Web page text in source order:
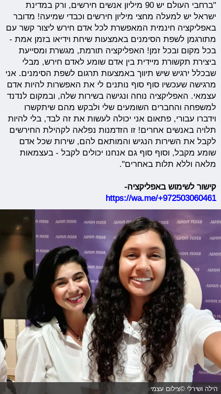
"ברחבי העולם יש 90 מיליון אנשים חירשים, ורק במדינת
ישראל יש למעלה מחצי מיליון חירשים וכבדי שמיעה! מדובר
באפליקציה חינמית המאפשרת לכל אדם חירש ליצור קשר עם
מתורגמן לשפת הסימנים באמצעות שיחת וידיאו בזמן אמת -
בכל מקום ובכל זמן! האפליקציה תורמת, מגשרת ומסייעת
ביצירת תקשורת מיידית בין אדם שומע לאדם חירש, מבלי
שבכלל ירגיש שיש תיווך באמצעות תרגום לשפת הסימנים. אני
מרגישה שעכשיו סוף סוף נותנים לי את האפשרות להיות אדם
עצמאי. האפליקציה נוחה ונגישה בשירות שלה, ובמקום לנדנד
למשפחה והחברים השומעים שלי ולבקש מהם שיתקשרו
וידברו עבורי, פתאום אני יכולה לעשות את זה לבד, בלי להיות
תלויה באנשים אחרים! זו הזדמנות נפלאה לקהילת החירשים
לקבל את השירות הנגיש והמותאם להם, שירות שכל אדם
שומע מקבל, וסוף סוף גם אנחנו יכולים לקבל - בעצמאות
מלאה וללא תלות באחרים".
קישור לשימוש באפליקציה-
https://wa.me/+972503060461
הילה ושירלי ©צילום עצמי